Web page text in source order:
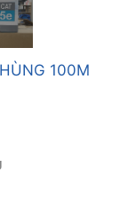
100M